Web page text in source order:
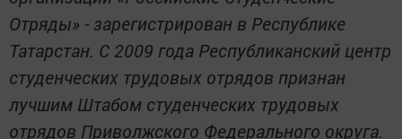
Отряды» - зарегистрирован в Республике
Татарстан. С 2009 года Республиканский центр
студенческих трудовых отрядов признан
лучшим Штабом студенческих трудовых
отрядов Приволжского Федерального округа.